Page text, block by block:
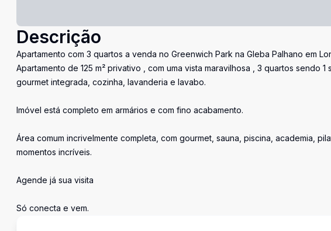
Descrição
Apartamento com 3 quartos a venda no Greenwich Park na Gleba Palhano em
Apartamento de 125 m² privativo , com uma vista maravilhosa , 3 quartos sendo
gourmet integrada, cozinha, lavanderia e lavabo.
Imóvel está completo em armários e com fino acabamento.
Área comum incrivelmente completa, com gourmet, sauna, piscina, academia,
momentos incríveis.
Agende já sua visita
Só conecta e vem.